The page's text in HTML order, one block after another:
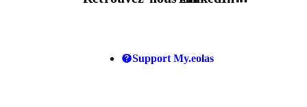
Support My.eolas